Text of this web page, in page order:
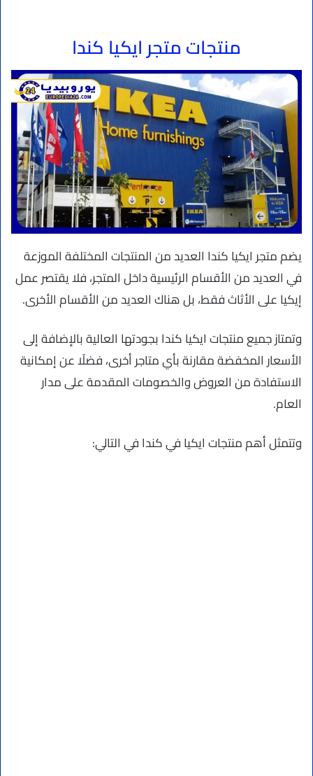
منتجات متجر ايكيا كندا
يضم متجر ايكيا كندا العديد من المنتجات المختلفة الموزعة
في العديد من الأقسام الرئيسية داخل المتجر، فلا يقتصر عمل
إيكيا على الأثاث فقط، بل هناك العديد من الأقسام الأخرى.
وتمتاز جميع منتجات ايكيا كندا بجودتها العالية بالإضافة إلى
الأسعار المخفضة مقارنة بأي متاجر أخرى، فضلًا عن إمكانية
الاستفادة من العروض والخصومات المقدمة على مدار
العام.
وتتمثل أهم منتجات ايكيا في كندا في التالي: